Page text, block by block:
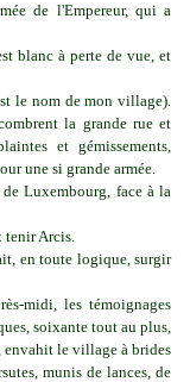
de l'Empereur, qui a
blanc à perte de vue, et
le nom de mon village).
la grande rue et
et gémissements,
une si grande armée.
Luxembourg, face à la
tenir Arcis.
en toute logique, surgir
midi, les témoignages
soixante tout au plus,
envahit le village à brides
munis de lances, de